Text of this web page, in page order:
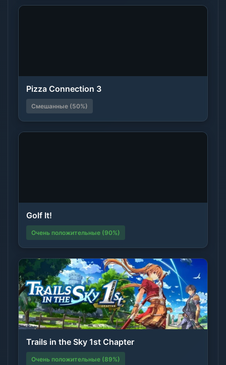
Pizza Connection 3
Смешанные (50%)
Golf It!
Очень положительные (90%)
Trails in the Sky 1st Chapter
Очень положительные (89%)